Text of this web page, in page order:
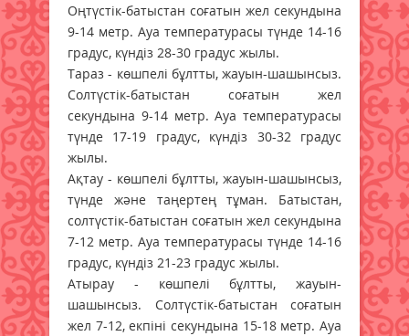
Оңтүстік-батыстан соғатын жел секундына
9-14 метр. Ауа температурасы түнде 14-16
градус, күндіз 28-30 градус жылы.
Тараз - көшпелі бұлтты, жауын-шашынсыз.
Солтүстік-батыстан соғатын жел
секундына 9-14 метр. Ауа температурасы
түнде 17-19 градус, күндіз 30-32 градус
жылы.
Ақтау - көшпелі бұлтты, жауын-шашынсыз,
түнде және таңертең тұман. Батыстан,
солтүстік-батыстан соғатын жел секундына
7-12 метр. Ауа температурасы түнде 14-16
градус, күндіз 21-23 градус жылы.
Атырау - көшпелі бұлтты, жауын-
шашынсыз. Солтүстік-батыстан соғатын
жел 7-12, екпіні секундына 15-18 метр. Ауа